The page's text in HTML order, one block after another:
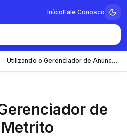
InícioFale Conosco
Utilizando o Gerenciador de Anúncios do Metrito
de